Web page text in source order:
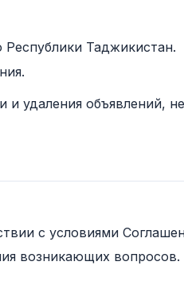
Таджикистан.
и удаления объявлений,
с условиями
возникающих вопросов.